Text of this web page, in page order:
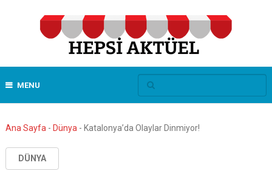
MENU
Ana Sayfa - Dünya - Katalonya’da Olaylar Dinmiyor!
DÜNYA